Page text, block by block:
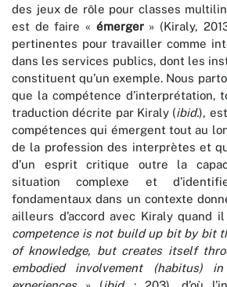
des jeux de rôle pour classes
est de faire « émerger» (Kiraly,
pertinentes pour travailler comme
dans les services publics, dont les
constituent qu’un exemple. Nous
que la compétence d’interprétation,
traduction décrite par Kiraly (ibid.),
compétences qui émergent tout au
de la profession des interprètes et
d’un esprit critique outre la
situation complexe et
fondamentaux dans un contexte
ailleurs d’accord avec Kiraly quand
competence is not build up bit by bit
of knowledge, but creates itself
embodied involvement (habitus)